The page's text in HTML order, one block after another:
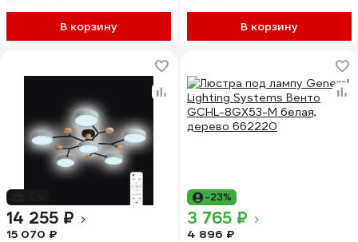
В корзину В корзину
14 255 ₽
15 070 ₽
-23%
3 765 ₽
4 896 ₽